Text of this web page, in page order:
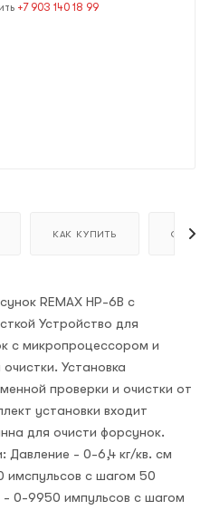
+7 903 140 18 99
КАК КУПИТЬ ОПЛАТА
REMAX HP-6B с
Устройство для
с микропроцессором и
Установка
проверки и очистки от
установки входит
для очисти форсунок.
Давление - 0-6,4 кг/кв. см
с шагом 50
0-9950 импульсов с шагом